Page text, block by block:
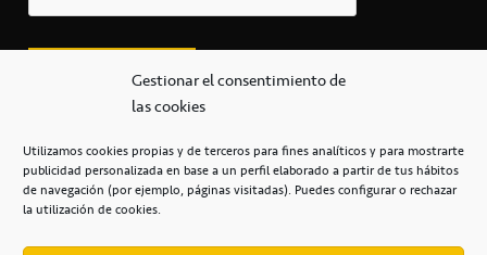
Gestionar el consentimiento de
las cookies
Utilizamos cookies propias y de terceros para fines analíticos y para mostrarte
publicidad personalizada en base a un perfil elaborado a partir de tus hábitos
de navegación (por ejemplo, páginas visitadas). Puedes configurar o rechazar
la utilización de cookies.
secretaria@cbcanarias.es
+34 922 253 684